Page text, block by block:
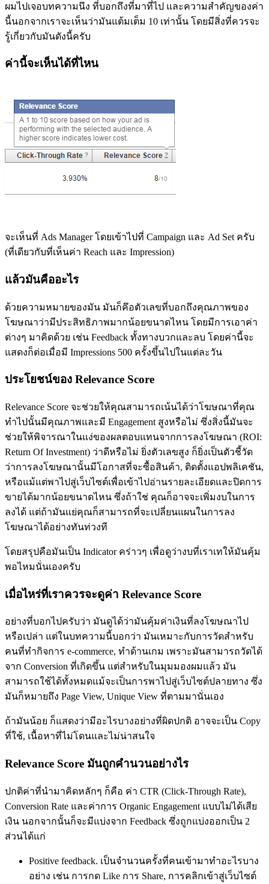
ผมไปเจอบทความนึง ที่บอกถึงที่มาที่ไป และความสำคัญของค่า
นี้นอกจากเราจะเห็นว่ามันแต้มเต็ม 10 เท่านั้น โดยมีสิ่งที่ควรจะ
รู้เกี่ยวกับมันดังนี้ครับ
ค่านี้จะเห็นได้ที่ไหน
จะเห็นที่ Ads Manager โดยเข้าไปที่ Campaign และ Ad Set ครับ
(ที่เดียวกับที่เห็นค่า Reach และ Impression)
แล้วมันคืออะไร
ด้วยความหมายของมัน มันก็คึอตัวเลขที่บอกถึงคุณภาพของ
โฆษณาว่ามีประสิทธิภาพมากน้อยขนาดไหน โดยมีการเอาค่า
ต่างๆ มาคิดด้วย เช่น Feedback ทั้งทางบวกและลบ โดยค่านี้จะ
แสดงก็ต่อเมื่อมี Impressions 500 ครั้งขึ้นไปในแต่ละวัน
ประโยชน์ของ Relevance Score
Relevance Score จะช่วยให้คุณสามารถเน้นได้ว่าโฆษณาที่คุณ
ทำไปนั้นมีคุณภาพและมี Engagement สูงหรือไม่ ซึ่งสิ่งนี้มันจะ
ช่วยให้พิจารณาในแง่ของผลตอบแทนจากการลงโฆษณา (ROI:
Return Of Investment) ว่าดีหรือไม่ ยิ่งตัวเลขสูง ก็ยิ่งเป็นตัวชี้วัด
ว่าการลงโฆษณานั้นมีโอกาสที่จะซื้อสินค้า, ติดตั้งแอปพลิเคชัน,
หรือแม้แต่พาไปสู่เว็บไซต์เพื่อเข้าไปอ่านรายละเอียดและปิดการ
ขายได้มากน้อยขนาดไหน ซึ่งถ้าใช่ คุณก็อาจจะเพิ่มงบในการ
ลงได้ แต่ถ้ามันแย่คุณก็สามารถที่จะเปลี่ยนแผนในการลง
โฆษณาได้อย่างทันท่วงที
โดยสรุปคือมันเป็น Indicator คร่าวๆ เพื่อดูว่างบที่เราเทให้มันคุ้ม
พอไหมนั่นเองครับ
เมื่อไหร่ที่เราควรจะดูค่า Relevance Score
อย่างที่บอกไปครับว่า มันดูได้ว่ามันคุ้มค่าเงินที่ลงโฆษณาไป
หรือเปล่า แต่ในบทความนี้บอกว่า มันเหมาะกับการวัดสำหรับ
คนที่ทำกิจการ e-commerce, ทำด้านเกม เพราะมันสามารถวัดได้
จาก Conversion ที่เกิดขึ้น แต่สำหรับในมุมมองผมแล้ว มัน
สามารถใช้ได้ทั้งหมดแม้จะเป็นการพาไปสู่เว็บไซต์ปลายทาง ซึ่ง
มันก็หมายถึง Page View, Unique View ที่ตามมานั่นเอง
ถ้ามันน้อย ก็แสดงว่ามีอะไรบางอย่างที่ผิดปกติ อาจจะเป็น Copy
ที่ใช้, เนื้อหาที่ไม่โดนและไม่น่าสนใจ
Relevance Score มันถูกคำนวนอย่างไร
ปกติค่าที่นำมาคิดหลักๆ ก็คือ ค่า CTR (Click-Through Rate),
Conversion Rate และค่าการ Organic Engagement แบบไม่ได้เสีย
เงิน นอกจากนั้นก็จะมีแบ่งจาก Feedback ซึ่งถูกแบ่งออกเป็น 2
ส่วนได้แก่
Positive feedback. เป็นจำนวนครั้งที่คนเข้ามาทำอะไรบาง
อย่าง เช่น การกด Like การ Share, การคลิกเข้าสู่เว็บไซต์